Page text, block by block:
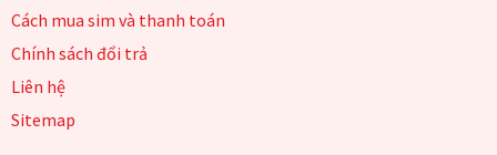
Cách mua sim và thanh toán
Chính sách đổi trả
Liên hệ
Sitemap